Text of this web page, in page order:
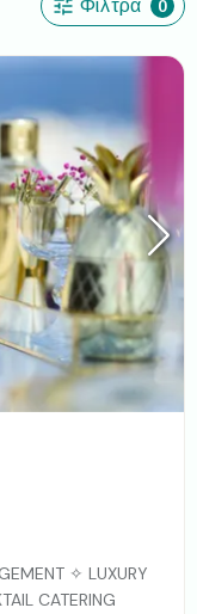
Φίλτρα 0
✧ LUXURY
CATERING